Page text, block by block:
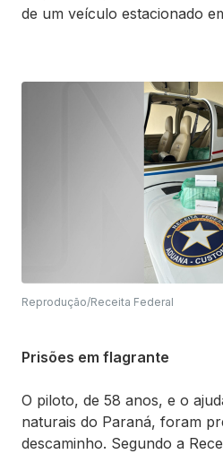
de um veículo estacionado
Reprodução/Receita Federal
Prisões em flagrante
O piloto, de 58 anos, e o
naturais do Paraná, foram
descaminho. Segundo a